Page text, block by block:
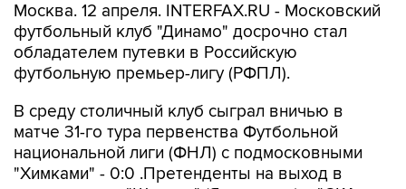
Москва. 12 апреля. INTERFAX.RU - Московский
футбольный клуб "Динамо" досрочно стал
обладателем путевки в Российскую
футбольную премьер-лигу (РФПЛ).
В среду столичный клуб сыграл вничью в
матче 31-го тура первенства Футбольной
национальной лиги (ФНЛ) с подмосковными
"Химками" - 0:0 .Претенденты на выход в